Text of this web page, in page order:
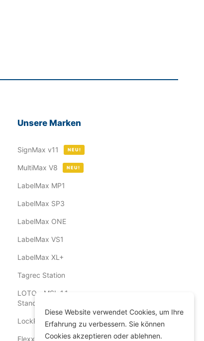
Unsere Marken
SignMax v11 NEU!
MultiMax V8 NEU!
LabelMax MP1
LabelMax SP3
LabelMax ONE
LabelMax VS1
LabelMax XL+
Tagrec Station
LOTO - MSL 1.1
Standard
LockPro Generator
FlexxMax 2
Diese Website verwendet Cookies, um Ihre
Erfahrung zu verbessern. Sie können
Cookies akzeptieren oder ablehnen.